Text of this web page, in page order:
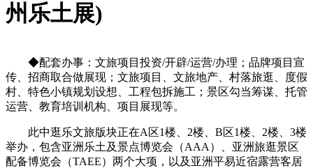
州乐土展)
◆配套办事：文旅项目投资/开辟/运营/办理；品牌项目宣
传、招商取合做展现；文旅项目、文旅地产、村落旅逛、度假
村、特色小镇规划设想、工程包拆施工；景区勾当筹谋、托管
运营、教育培训机构、项目展现等。
此中逛乐文旅版块正在A区1楼、2楼、B区1楼、2楼、3楼
举办，包含亚洲乐土及景点博览会（AAA）、亚洲旅逛景区
配备博览会（TAEE）两个大项，以及亚洲平易近宿露营客居